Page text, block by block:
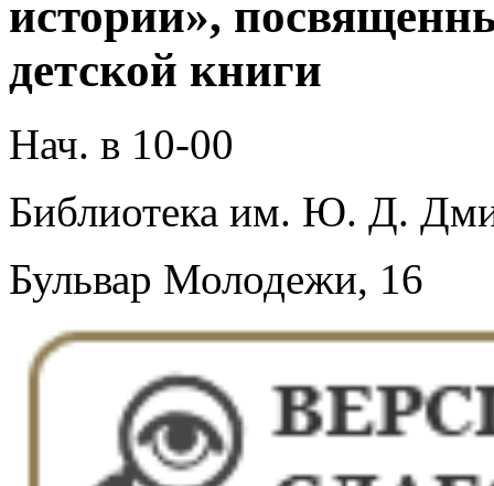
истории»,
детской книги
Нач. в 10-00
Библиотека им. Ю. Д.
Бульвар Молодежи, 16